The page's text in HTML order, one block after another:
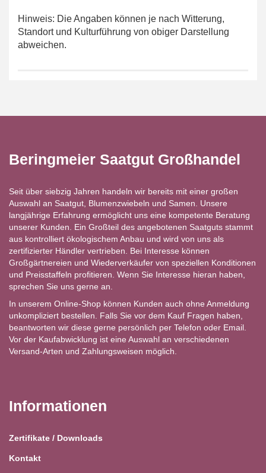
Hinweis: Die Angaben können je nach Witterung,
Standort und Kulturführung von obiger Darstellung
abweichen.
Beringmeier Saatgut Großhandel
Seit über siebzig Jahren handeln wir bereits mit einer großen
Auswahl an Saatgut, Blumenzwiebeln und Samen. Unsere
langjährige Erfahrung ermöglicht uns eine kompetente Beratung
unserer Kunden. Ein Großteil des angebotenen Saatguts stammt
aus kontrolliert ökologischem Anbau und wird von uns als
zertifizierter Händler vertrieben. Bei Interesse können
Großgärtnereien und Wiederverkäufer von speziellen Konditionen
und Preisstaffeln profitieren. Wenn Sie Interesse hieran haben,
sprechen Sie uns gerne an.
In unserem Online-Shop können Kunden auch ohne Anmeldung
unkompliziert bestellen. Falls Sie vor dem Kauf Fragen haben,
beantworten wir diese gerne persönlich per Telefon oder Email.
Vor der Kaufabwicklung ist eine Auswahl an verschiedenen
Versand-Arten und Zahlungsweisen möglich.
Informationen
Zertifikate / Downloads
Kontakt